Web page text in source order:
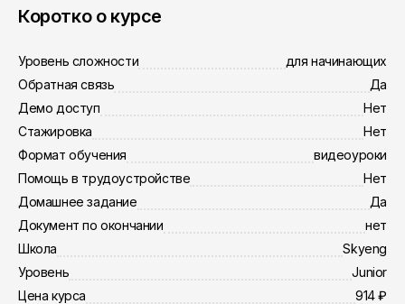
Коротко о курсе
Уровень сложности
для начинающих
Обратная связь
Да
Демо доступ
Нет
Стажировка
Нет
Формат обучения
видеоуроки
Помощь в трудоустройстве
Нет
Домашнее задание
Да
Документ по окончании
нет
Школа
Skyeng
Уровень
Junior
Цена курса
914 ₽